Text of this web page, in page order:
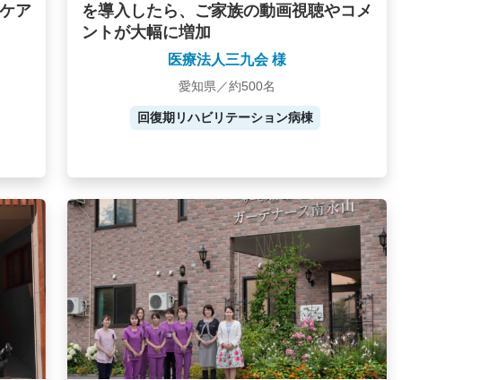
ア
を導入したら、ご家族の動画視聴やコメ
ントが大幅に増加
医療法人三九会 様
愛知県／約500名
回復期リハビリテーション病棟